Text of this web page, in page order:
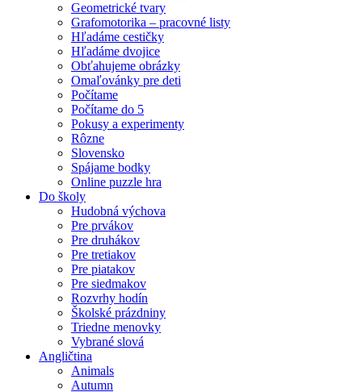
Geometrické tvary
Grafomotorika – pracovné listy
Hľadáme cestičky
Hľadáme dvojice
Obťahujeme obrázky
Omaľovánky pre deti
Počítame
Počítame do 5
Pokusy a experimenty
Rôzne
Slovensko
Spájame bodky
Online puzzle hra
Do školy
Hudobná výchova
Pre prvákov
Pre druhákov
Pre tretiakov
Pre piatakov
Pre siedmakov
Rozvrhy hodín
Školské prázdniny
Triedne menovky
Vybrané slová
Angličtina
Animals
Autumn